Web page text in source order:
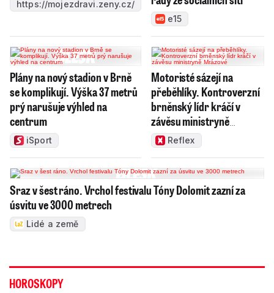
https://mojezdravi.zeny.cz/
e15
Plány na nový stadion v Brně
se komplikují. Výška 37 metrů
prý narušuje výhled na
centrum
iSport
Motoristé sázejí na
přeběhlíky. Kontroverzní
brněnský lídr kráčí v
závěsu ministryně
Mrázové
Reflex
Sraz v šest ráno. Vrchol festivalu Tóny Dolomit zazní za
úsvitu ve 3000 metrech
Lidé a země
HOROSKOPY